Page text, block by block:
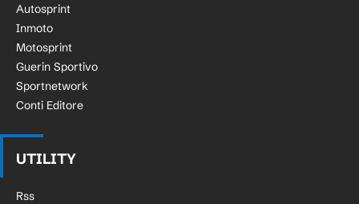
Autosprint
Inmoto
Motosprint
Guerin Sportivo
Sportnetwork
Conti Editore
UTILITY
Rss